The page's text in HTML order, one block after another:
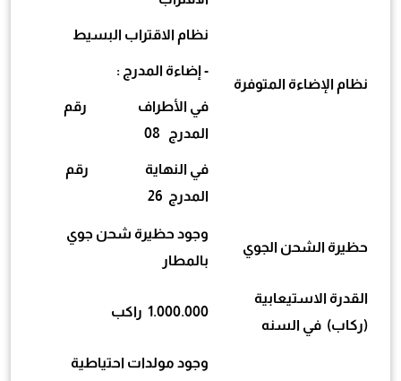
نظام الإضاءة المتوفرة
نظام الاقتراب البسيط
- إضاءة المدرج :
في الأطراف رقم
المدرج 08
في النهاية رقم
المدرج 26
حظيرة الشحن الجوي
وجود حظيرة شحن جوي
بالمطار
القدرة الاستيعابية
(ركاب) في السنه
1.000.000 راكب
وجود مولدات احتياطية